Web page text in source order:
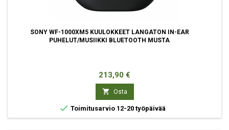
SONY WF-1000XM5 KUULOKKEET LANGATON IN-EAR
PUHELUT/MUSIIKKI BLUETOOTH MUSTA
Hinta
213,90 €
 Osta
 Toimitusarvio 12-20 työpäivää